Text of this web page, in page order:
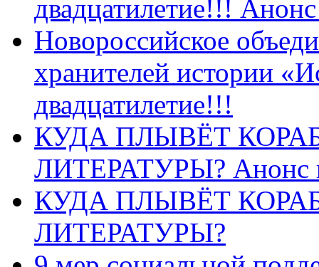
двадцатилетие!!!
Новороссийское
хранителей истории
двадцатилетие!!!
КУДА ПЛЫВЁТ
ЛИТЕРАТУРЫ? Анонс
КУДА ПЛЫВЁТ
ЛИТЕРАТУРЫ?